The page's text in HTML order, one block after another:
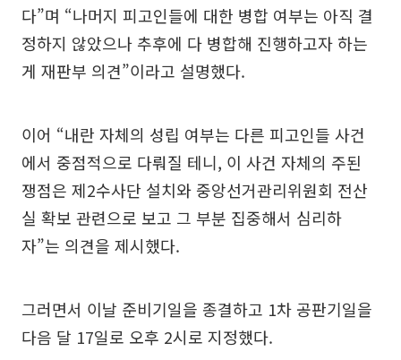
다”며 “나머지 피고인들에 대한 병합 여부는 아직 결
정하지 않았으나 추후에 다 병합해 진행하고자 하는
게 재판부 의견”이라고 설명했다.
이어 “내란 자체의 성립 여부는 다른 피고인들 사건
에서 중점적으로 다뤄질 테니, 이 사건 자체의 주된
쟁점은 제2수사단 설치와 중앙선거관리위원회 전산
실 확보 관련으로 보고 그 부분 집중해서 심리하
자”는 의견을 제시했다.
그러면서 이날 준비기일을 종결하고 1차 공판기일을
다음 달 17일로 오후 2시로 지정했다.